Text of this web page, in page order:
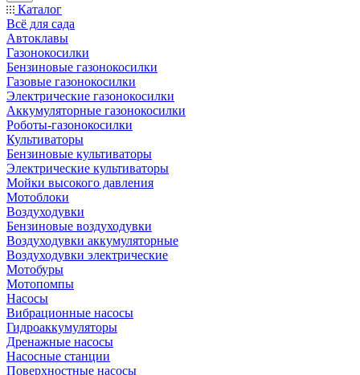
Каталог
Всё для сада
Автоклавы
Газонокосилки
Бензиновые газонокосилки
Газовые газонокосилки
Электрические газонокосилки
Аккумуляторные газонокосилки
Роботы-газонокосилки
Культиваторы
Бензиновые культиваторы
Электрические культиваторы
Мойки высокого давления
Мотоблоки
Воздуходувки
Бензиновые воздуходувки
Воздуходувки аккумуляторные
Воздуходувки электрические
Мотобуры
Мотопомпы
Насосы
Вибрационные насосы
Гидроаккумуляторы
Дренажные насосы
Насосные станции
Поверхностные насосы